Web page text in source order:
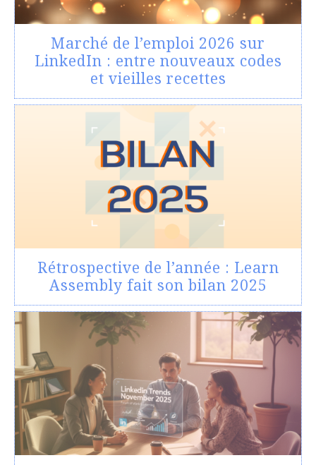
Marché de l’emploi 2026 sur
LinkedIn : entre nouveaux codes
et vieilles recettes
Rétrospective de l’année : Learn
Assembly fait son bilan 2025